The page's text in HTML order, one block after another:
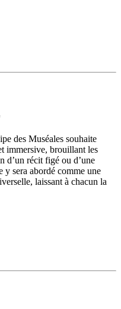
des Muséales souhaite
immersive, brouillant les
d’un récit figé ou d’une
sera abordé comme une
laissant à chacun la